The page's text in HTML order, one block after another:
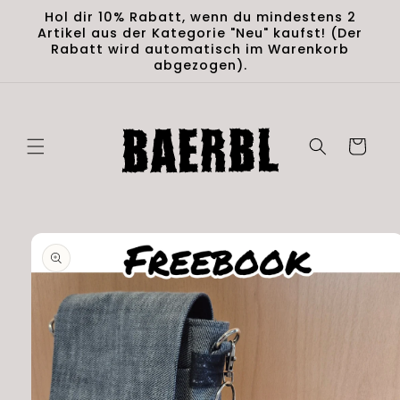
Skip to
content
Hol dir 10% Rabatt, wenn du mindestens 2
Artikel aus der Kategorie "Neu" kaufst! (Der
Rabatt wird automatisch im Warenkorb
abgezogen).
Cart
Skip to
product
information